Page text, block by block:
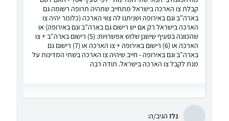
קבלת צו הארכה בישראל מתחייב שתהיה תרופה רשומה גם
בארה"ב וגם באירופה ושניתנו לה צווי הארכה (כלומר יהיה צו
הארכה בישראל רק אם יש רישום גם בארה"ב וגם באירופה) או
שהכוונה בסעיף שישנן שלוש אפשרויות: (5) רישום בארה"ב + צו
הארכה או (6) רישום באירופה + צו הארכה או (7) רישום גם
בארה"ב וגם באירופה - חייב שיהיה צו הארכה בשתי המדינות על
מנת לקבל צו הארכה בישראל. תודה רבה
נלז הגיב/ה: